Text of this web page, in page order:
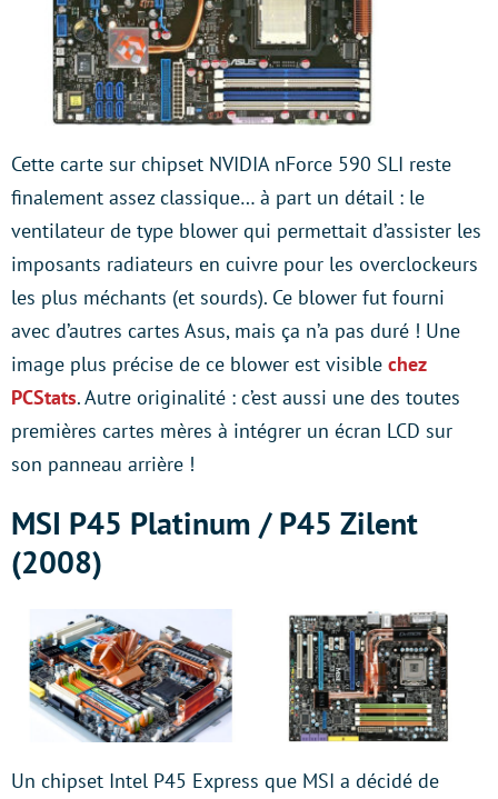
Cette carte sur chipset NVIDIA nForce 590 SLI reste
finalement assez classique… à part un détail : le
ventilateur de type blower qui permettait d’assister les
imposants radiateurs en cuivre pour les overclockeurs
les plus méchants (et sourds). Ce blower fut fourni
avec d’autres cartes Asus, mais ça n’a pas duré ! Une
image plus précise de ce blower est visible chez
PCStats. Autre originalité : c’est aussi une des toutes
premières cartes mères à intégrer un écran LCD sur
son panneau arrière !
MSI P45 Platinum / P45 Zilent
(2008)
Un chipset Intel P45 Express que MSI a décidé de